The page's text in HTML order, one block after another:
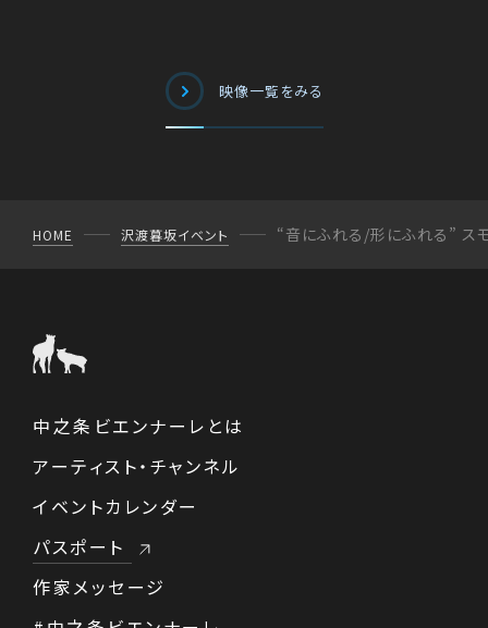
映像一覧をみる
HOME 沢渡暮坂イベント “音にふれる/形にふれる” ス
中之条ビエンナーレとは
アーティスト・チャンネル
イベントカレンダー
パスポート
作家メッセージ